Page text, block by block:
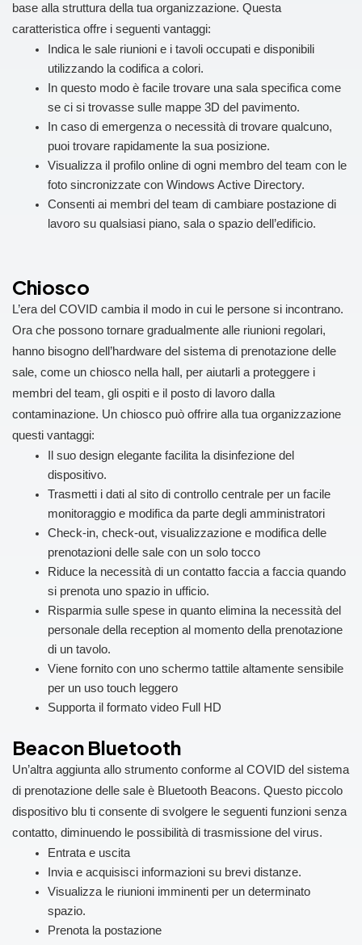
base alla struttura della tua organizzazione. Questa
caratteristica offre i seguenti vantaggi:
Indica le sale riunioni e i tavoli occupati e disponibili
utilizzando la codifica a colori.
In questo modo è facile trovare una sala specifica come
se ci si trovasse sulle mappe 3D del pavimento.
In caso di emergenza o necessità di trovare qualcuno,
puoi trovare rapidamente la sua posizione.
Visualizza il profilo online di ogni membro del team con le
foto sincronizzate con Windows Active Directory.
Consenti ai membri del team di cambiare postazione di
lavoro su qualsiasi piano, sala o spazio dell’edificio.
Chiosco
L’era del COVID cambia il modo in cui le persone si incontrano.
Ora che possono tornare gradualmente alle riunioni regolari,
hanno bisogno dell’hardware del sistema di prenotazione delle
sale, come un chiosco nella hall, per aiutarli a proteggere i
membri del team, gli ospiti e il posto di lavoro dalla
contaminazione. Un chiosco può offrire alla tua organizzazione
questi vantaggi:
Il suo design elegante facilita la disinfezione del
dispositivo.
Trasmetti i dati al sito di controllo centrale per un facile
monitoraggio e modifica da parte degli amministratori
Check-in, check-out, visualizzazione e modifica delle
prenotazioni delle sale con un solo tocco
Riduce la necessità di un contatto faccia a faccia quando
si prenota uno spazio in ufficio.
Risparmia sulle spese in quanto elimina la necessità del
personale della reception al momento della prenotazione
di un tavolo.
Viene fornito con uno schermo tattile altamente sensibile
per un uso touch leggero
Supporta il formato video Full HD
Beacon Bluetooth
Un’altra aggiunta allo strumento conforme al COVID del sistema
di prenotazione delle sale è Bluetooth Beacons. Questo piccolo
dispositivo blu ti consente di svolgere le seguenti funzioni senza
contatto, diminuendo le possibilità di trasmissione del virus.
Entrata e uscita
Invia e acquisisci informazioni su brevi distanze.
Visualizza le riunioni imminenti per un determinato
spazio.
Prenota la postazione